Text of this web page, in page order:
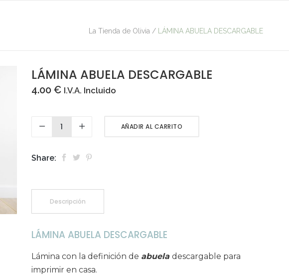
La Tienda de Olivia / LÁMINA ABUELA DESCARGABLE
LÁMINA ABUELA DESCARGABLE
4.00 € I.V.A. Incluido
AÑADIR AL CARRITO
Share:
Descripción
LÁMINA ABUELA DESCARGABLE
Lámina con la definición de abuela descargable para
imprimir en casa.